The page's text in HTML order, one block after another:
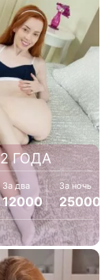
ГОДА
За два
12000
За ночь
25000